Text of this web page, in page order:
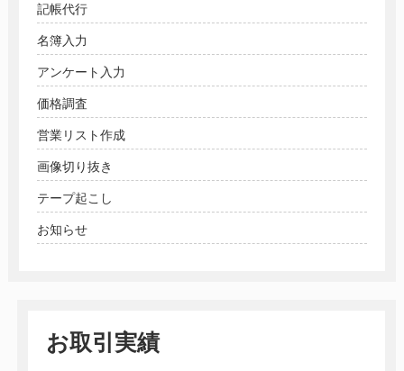
記帳代行
名簿入力
アンケート入力
価格調査
営業リスト作成
画像切り抜き
テープ起こし
お知らせ
お取引実績